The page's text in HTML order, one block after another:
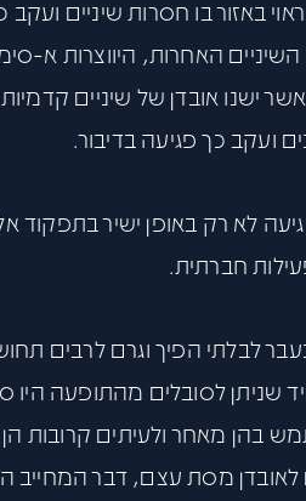
באזור בו חסרות שיניים ועקב
השיניים האחרות, היווצרות
ישנו אובדן של שיניים
ועקב כך פגיעה בדיבור.
לא רק באופן ישיר
חברתית.
לבלתי הפיך וגרם לרבים
שניתן לסובלים מהתופעה היו
בהן מאחר ולעיתים קרובות הן
לאובדן מסת עצם, דבר